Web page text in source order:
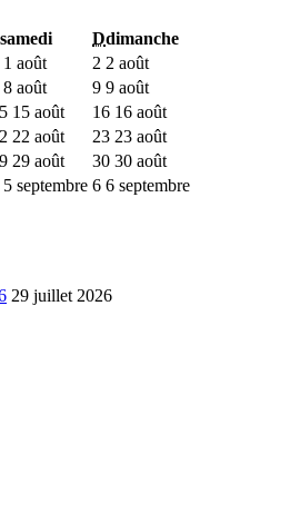
samedi Ddimanche
1 août 2 2 août
8 août 9 9 août
15 août 16 16 août
22 août 23 23 août
29 août 30 30 août
5 septembre 6 6 septembre
29 juillet 2026